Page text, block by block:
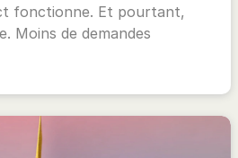
fonctionne. Et pourtant,
Moins de demandes